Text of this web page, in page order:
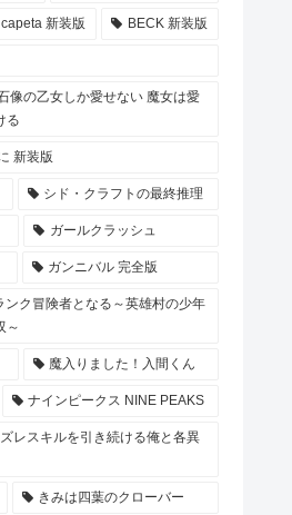
capeta 新装版 BECK 新装版
像の乙女しか愛せない 魔女は愛
る
新装版
シド・クラフトの最終推理
ガールクラッシュ
ガンニバル 完全版
ンク冒険者となる～英雄村の少年
～
魔入りました！入間くん
ナインピークス NINE PEAKS
レスキルを引き続ける俺と各異
きみは四葉のクローバー